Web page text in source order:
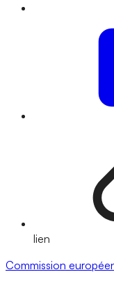
lien
Commission